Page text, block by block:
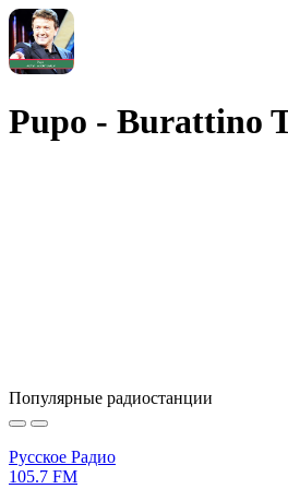
Pupo - Burattino
Популярные радиостанции
Русское Радио
105.7 FM